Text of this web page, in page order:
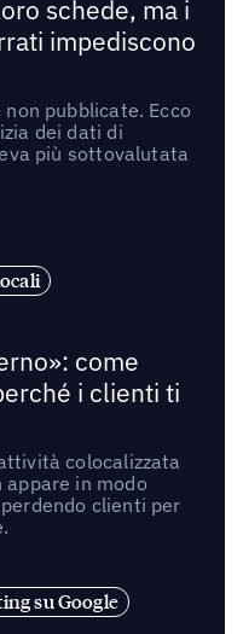
schede, ma i
impediscono
pubblicate. Ecco
dei dati di
più sottovalutata
come
i clienti ti
colocalizzata
appare in modo
clienti per
su Google